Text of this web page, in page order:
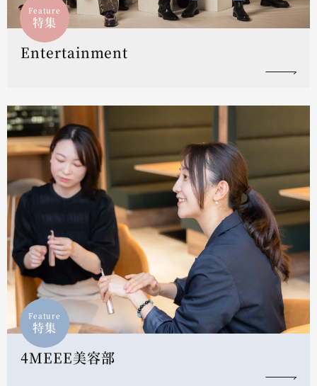
Feature
特集
Entertainment
Feature
特集
4MEEE美容部